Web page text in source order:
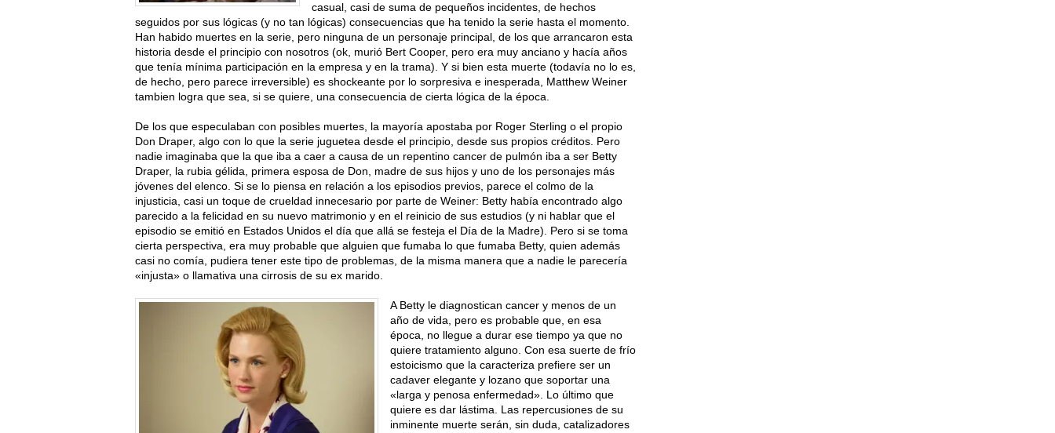
casual, casi de suma de pequeños incidentes, de hechos
seguidos por sus lógicas (y no tan lógicas) consecuencias que ha tenido la serie hasta el momento.
Han habido muertes en la serie, pero ninguna de un personaje principal, de los que arrancaron esta
historia desde el principio con nosotros (ok, murió Bert Cooper, pero era muy anciano y hacía años
que tenía mínima participación en la empresa y en la trama). Y si bien esta muerte (todavía no lo es,
de hecho, pero parece irreversible) es shockeante por lo sorpresiva e inesperada, Matthew Weiner
tambien logra que sea, si se quiere, una consecuencia de cierta lógica de la época.
De los que especulaban con posibles muertes, la mayoría apostaba por Roger Sterling o el propio
Don Draper, algo con lo que la serie juguetea desde el principio, desde sus propios créditos. Pero
nadie imaginaba que la que iba a caer a causa de un repentino cancer de pulmón iba a ser Betty
Draper, la rubia gélida, primera esposa de Don, madre de sus hijos y uno de los personajes más
jóvenes del elenco. Si se lo piensa en relación a los episodios previos, parece el colmo de la
injusticia, casi un toque de crueldad innecesario por parte de Weiner: Betty había encontrado algo
parecido a la felicidad en su nuevo matrimonio y en el reinicio de sus estudios (y ni hablar que el
episodio se emitió en Estados Unidos el día que allá se festeja el Día de la Madre). Pero si se toma
cierta perspectiva, era muy probable que alguien que fumaba lo que fumaba Betty, quien además
casi no comía, pudiera tener este tipo de problemas, de la misma manera que a nadie le parecería
«injusta» o llamativa una cirrosis de su ex marido.
A Betty le diagnostican cancer y menos de un
año de vida, pero es probable que, en esa
época, no llegue a durar ese tiempo ya que no
quiere tratamiento alguno. Con esa suerte de frío
estoicismo que la caracteriza prefiere ser un
cadaver elegante y lozano que soportar una
«larga y penosa enfermedad». Lo último que
quiere es dar lástima. Las repercusiones de su
inminente muerte serán, sin duda, catalizadores